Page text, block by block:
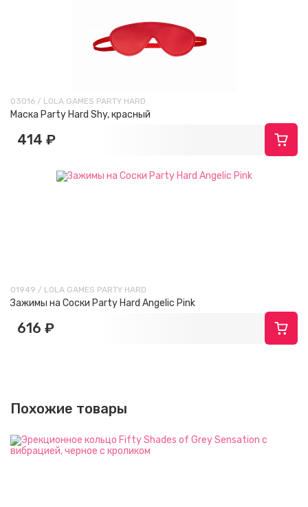
03016 / LOLA GAMES PARTY HARD
Маска Party Hard Shy, красный
414 ₽
01949 / LOLA GAMES PARTY HARD
Зажимы на Cоски Party Hard Angelic Pink
616 ₽
Похожие товары